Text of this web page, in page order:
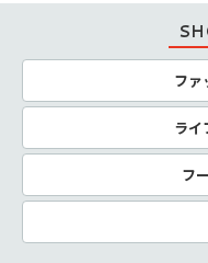
ファ
ライ
フ